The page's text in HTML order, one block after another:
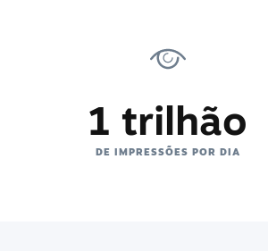
1 trilhão
DE IMPRESSÕES POR DIA